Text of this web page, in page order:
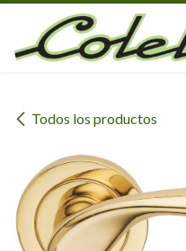
Ir al contenido
Todos los productos